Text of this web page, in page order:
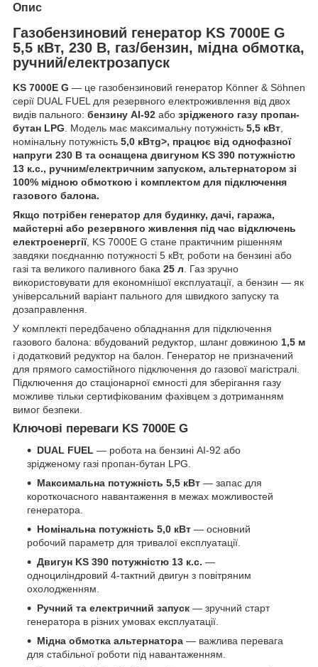
Опис
Газобензиновий генератор KS 7000E G
5,5 кВт, 230 В, газ/бензин, мідна обмотка,
ручний/електрозапуск
KS 7000E G — це газобензиновий генератор Könner & Söhnen
серії DUAL FUEL для резервного електроживлення від двох
видів пального: бензину АІ-92 або зрідженого газу пропан-
бутан LPG. Модель має максимальну потужність 5,5 кВт,
номінальну потужність 5,0 кВтg>, працює від однофазної
напруги 230 В та оснащена двигуном KS 390 потужністю
13 к.с., ручним/електричним запуском, альтернатором зі
100% мідною обмоткою і комплектом для підключення
газового балона.
Якщо потрібен генератор для будинку, дачі, гаража,
майстерні або резервного живлення під час відключень
електроенергії, KS 7000E G стане практичним рішенням
завдяки поєднанню потужності 5 кВт, роботи на бензині або
газі та великого паливного бака 25 л. Газ зручно
використовувати для економнішої експлуатації, а бензин — як
універсальний варіант пального для швидкого запуску та
дозаправлення.
У комплекті передбачено обладнання для підключення
газового балона: вбудований редуктор, шланг довжиною 1,5 м
і додатковий редуктор на балон. Генератор не призначений
для прямого самостійного підключення до газової магістралі.
Підключення до стаціонарної ємності для зберігання газу
можливе тільки сертифікованим фахівцем з дотриманням
вимог безпеки.
Ключові переваги KS 7000E G
DUAL FUEL — робота на бензині АІ-92 або
зрідженому газі пропан-бутан LPG.
Максимальна потужність 5,5 кВт — запас для
короткочасного навантаження в межах можливостей
генератора.
Номінальна потужність 5,0 кВт — основний
робочий параметр для тривалої експлуатації.
Двигун KS 390 потужністю 13 к.с. —
одноциліндровий 4-тактний двигун з повітряним
охолодженням.
Ручний та електричний запуск — зручний старт
генератора в різних умовах експлуатації.
Мідна обмотка альтернатора — важлива перевага
для стабільної роботи під навантаженням.